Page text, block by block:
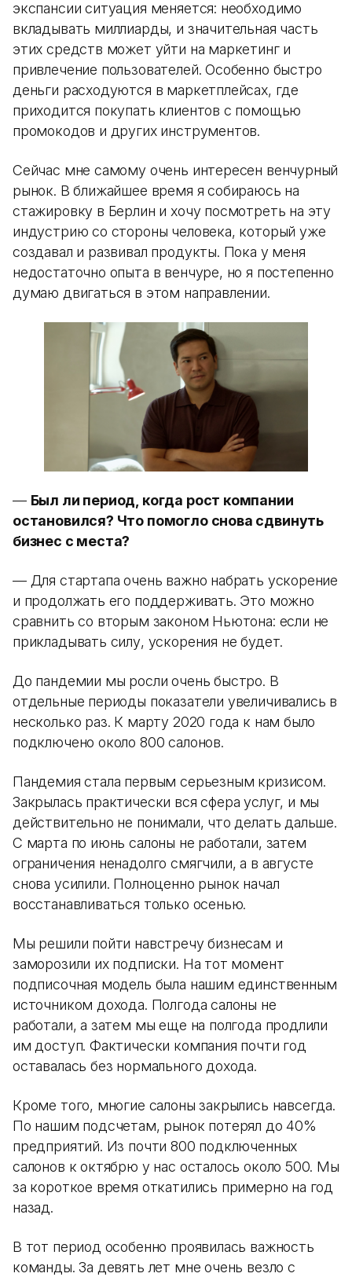
экспансии ситуация меняется: необходимо
вкладывать миллиарды, и значительная часть
этих средств может уйти на маркетинг и
привлечение пользователей. Особенно быстро
деньги расходуются в маркетплейсах, где
приходится покупать клиентов с помощью
промокодов и других инструментов.
Сейчас мне самому очень интересен венчурный
рынок. В ближайшее время я собираюсь на
стажировку в Берлин и хочу посмотреть на эту
индустрию со стороны человека, который уже
создавал и развивал продукты. Пока у меня
недостаточно опыта в венчуре, но я постепенно
думаю двигаться в этом направлении.
— Был ли период, когда рост компании
остановился? Что помогло снова сдвинуть
бизнес с места?
— Для стартапа очень важно набрать ускорение
и продолжать его поддерживать. Это можно
сравнить со вторым законом Ньютона: если не
прикладывать силу, ускорения не будет.
До пандемии мы росли очень быстро. В
отдельные периоды показатели увеличивались в
несколько раз. К марту 2020 года к нам было
подключено около 800 салонов.
Пандемия стала первым серьезным кризисом.
Закрылась практически вся сфера услуг, и мы
действительно не понимали, что делать дальше.
С марта по июнь салоны не работали, затем
ограничения ненадолго смягчили, а в августе
снова усилили. Полноценно рынок начал
восстанавливаться только осенью.
Мы решили пойти навстречу бизнесам и
заморозили их подписки. На тот момент
подписочная модель была нашим единственным
источником дохода. Полгода салоны не
работали, а затем мы еще на полгода продлили
им доступ. Фактически компания почти год
оставалась без нормального дохода.
Кроме того, многие салоны закрылись навсегда.
По нашим подсчетам, рынок потерял до 40%
предприятий. Из почти 800 подключенных
салонов к октябрю у нас осталось около 500. Мы
за короткое время откатились примерно на год
назад.
В тот период особенно проявилась важность
команды. За девять лет мне очень везло с